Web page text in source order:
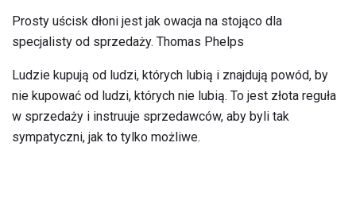
Prosty uścisk dłoni jest jak owacja na stojąco dla
specjalisty od sprzedaży. Thomas Phelps
Ludzie kupują od ludzi, których lubią i znajdują powód, by
nie kupować od ludzi, których nie lubią. To jest złota reguła
w sprzedaży i instruuje sprzedawców, aby byli tak
sympatyczni, jak to tylko możliwe.